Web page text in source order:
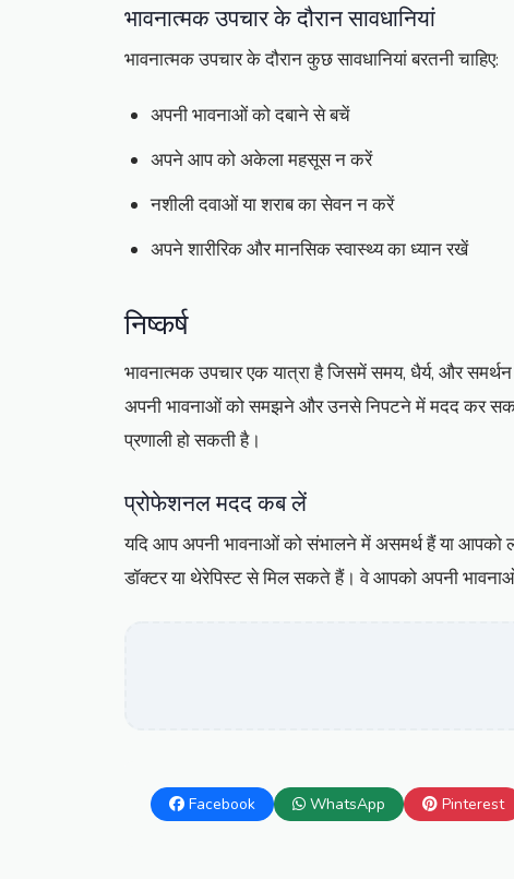
भावनात्मक उपचार के दौरान सावधानियां
भावनात्मक उपचार के दौरान कुछ सावधानियां बरतनी चाहिए:
अपनी भावनाओं को दबाने से बचें
अपने आप को अकेला महसूस न करें
नशीली दवाओं या शराब का सेवन न करें
अपने शारीरिक और मानसिक स्वास्थ्य का ध्यान रखें
निष्कर्ष
भावनात्मक उपचार एक यात्रा है जिसमें समय, धैर्य, और
अपनी भावनाओं को समझने और उनसे निपटने में मदद कर
प्रणाली हो सकती है।
प्रोफेशनल मदद कब लें
यदि आप अपनी भावनाओं को संभालने में असमर्थ हैं या
डॉक्टर या थेरेपिस्ट से मिल सकते हैं। वे आपको अपनी
Facebook WhatsApp Pinterest